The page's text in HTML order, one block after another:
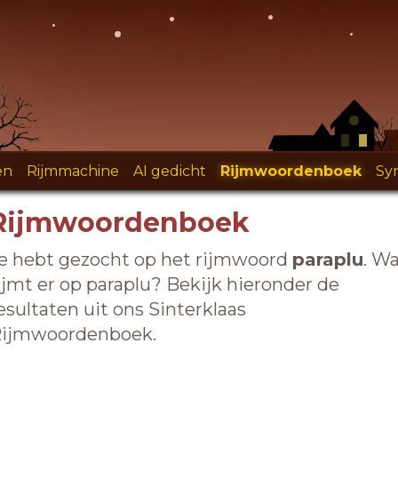
Rijmmachine AI gedicht Rijmwoordenboek
hebt gezocht op het rijmwoord paraplu.
er op paraplu? Bekijk hieronder de
uit ons Sinterklaas